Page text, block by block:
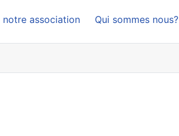
notre association Qui sommes nous?